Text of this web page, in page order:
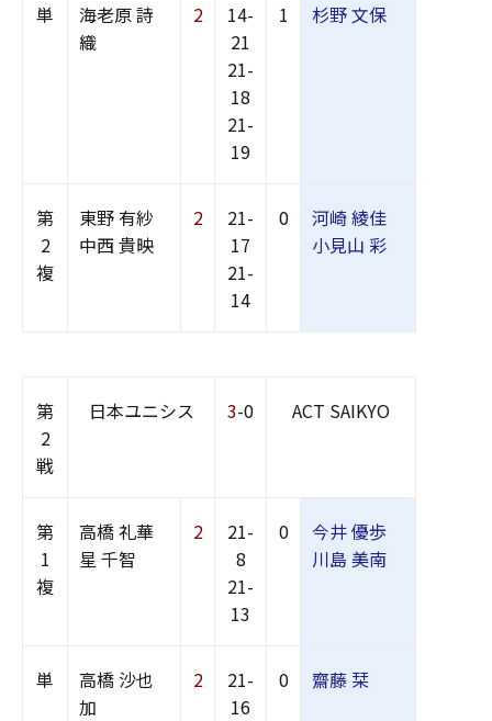
単
海老原 詩
織
2
14-
21
21-
18
21-
19
1 杉野 文保
第
2
複
東野 有紗
中西 貴映
2
21-
17
21-
14
0
河崎 綾佳
小見山 彩
第
2
戦
日本ユニシス 3-0 ACT SAIKYO
第
1
複
高橋 礼華
星 千智
2
21-
8
21-
13
0
今井 優歩
川島 美南
単
高橋 沙也
加
2
21-
16
0 齋藤 栞